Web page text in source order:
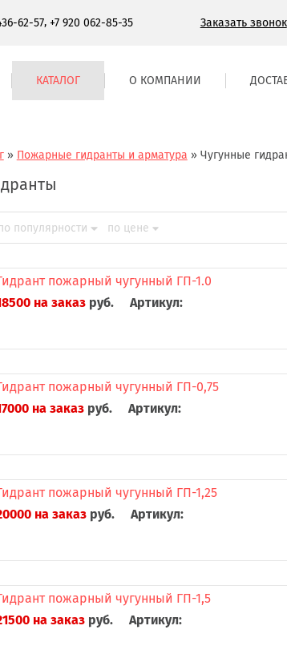
62-57, +7 920 062-85-35 Заказать звонок
КАТАЛОГ О КОМПАНИИ
» Пожарные гидранты и арматура » Чугунные
популярности по цене
пожарный чугунный ГП-1.0
на заказ руб. Артикул:
пожарный чугунный ГП-0,75
на заказ руб. Артикул:
пожарный чугунный ГП-1,25
на заказ руб. Артикул:
пожарный чугунный ГП-1,5
на заказ руб. Артикул: